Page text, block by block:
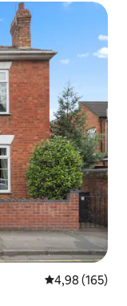
gosti”
Prosječna
4,98 (165)